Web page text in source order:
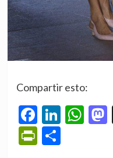
Compartir esto:
Facebook